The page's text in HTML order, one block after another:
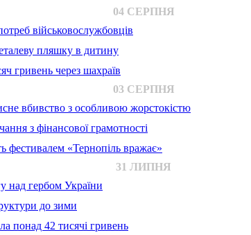
04 СЕРПНЯ
військовослужбовців
пляшку в дитину
гривень через шахраїв
03 СЕРПНЯ
вбивство з особливою жорстокістю
з фінансової грамотності
фестивалем «Тернопіль вражає»
31 ЛИПНЯ
над гербом України
до зими
понад 42 тисячі гривень